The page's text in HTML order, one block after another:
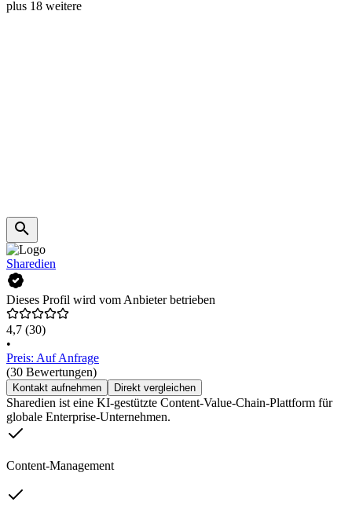
plus 18 weitere
Sharedien
Dieses Profil wird vom Anbieter betrieben
4,7 (30)
•
Preis: Auf Anfrage
(30 Bewertungen)
Kontakt aufnehmen Direkt vergleichen
Sharedien ist eine KI-gestützte Content-Value-Chain-Plattform für
globale Enterprise-Unternehmen.
Content-Management